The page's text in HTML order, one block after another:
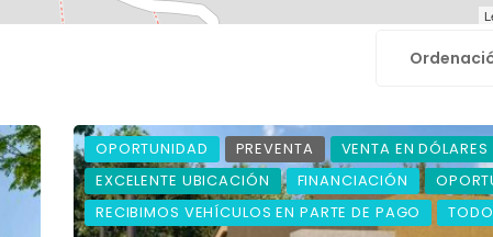
OPORTUNIDAD PREVENTA VENTA EN DÓLARES
EXCELENTE UBICACIÓN
FINANCIACIÓN
RECIBIMOS VEHÍCULOS EN PARTE DE PAGO